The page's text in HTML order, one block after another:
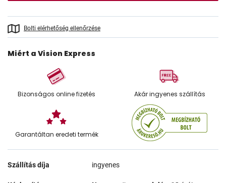
Bolti elérhetőség ellenőrzése
Miért a Vision Express
Bizonságos online fizetés Akár ingyenes szállítás
Garantáltan eredeti termék
Szállítás díja ingyenes